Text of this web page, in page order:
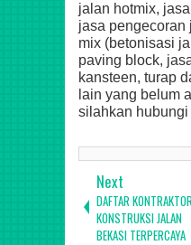
jalan hotmix,
jasa pengecoran
mix (betonisasi
paving block,
kansteen, turap
lain yang belum
silahkan hubungi
Next
DAFTAR KONTRAKTOR
KONSTRUKSI JALAN
BEKASI TERPERCAYA